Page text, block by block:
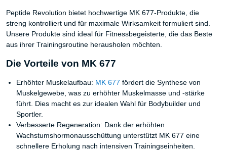
Peptide Revolution bietet hochwertige MK 677-Produkte, die
streng kontrolliert und für maximale Wirksamkeit formuliert sind.
Unsere Produkte sind ideal für Fitnessbegeisterte, die das Beste
aus ihrer Trainingsroutine herausholen möchten.
Die Vorteile von MK 677
Erhöhter Muskelaufbau: MK 677 fördert die Synthese von
Muskelgewebe, was zu erhöhter Muskelmasse und -stärke
führt. Dies macht es zur idealen Wahl für Bodybuilder und
Sportler.
Verbesserte Regeneration: Dank der erhöhten
Wachstumshormonausschüttung unterstützt MK 677 eine
schnellere Erholung nach intensiven Trainingseinheiten.